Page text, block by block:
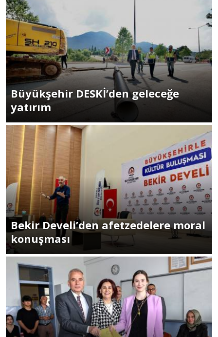
Büyükşehir DESKİ’den geleceğe
yatırım
Bekir Develi’den afetzedelere moral
konuşması